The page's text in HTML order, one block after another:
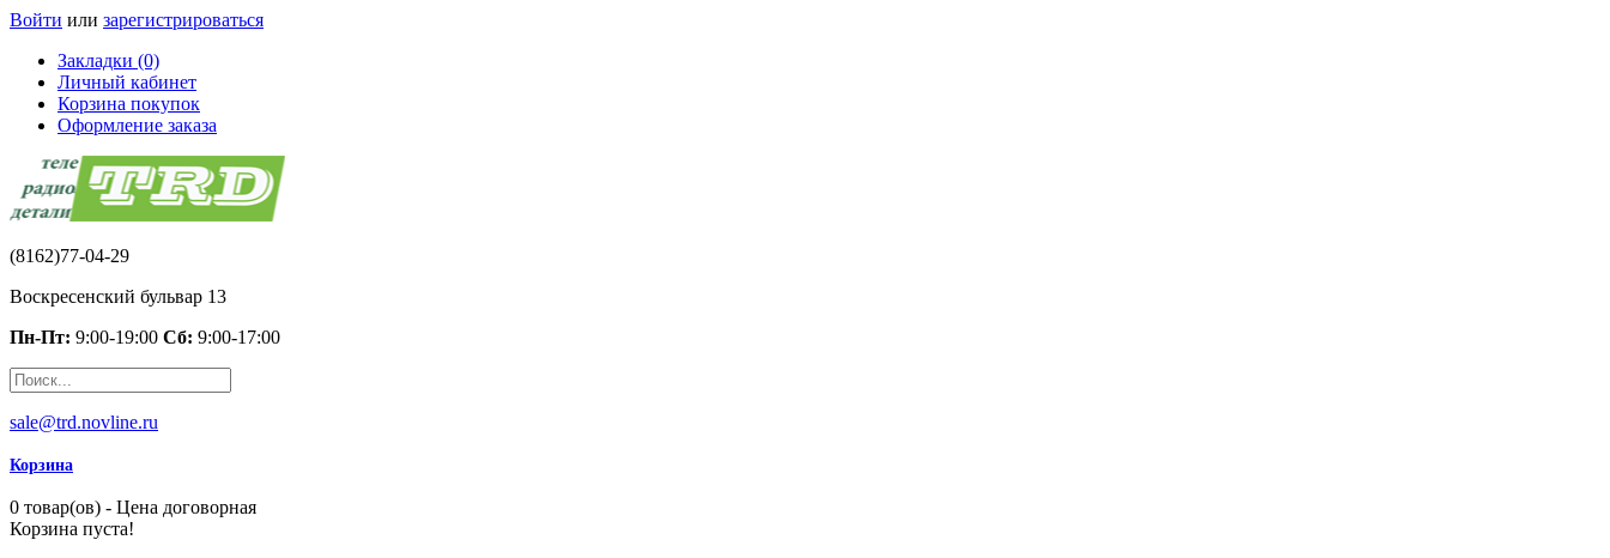
Войти или зарегистрироваться
Закладки (0)
Личный кабинет
Корзина покупок
Оформление заказа
(8162)77-04-29
Воскресенский бульвар 13
Пн-Пт: 9:00-19:00 Сб: 9:00-17:00
sale@trd.novline.ru
Корзина
0 товар(ов) - Цена договорная
Корзина пуста!